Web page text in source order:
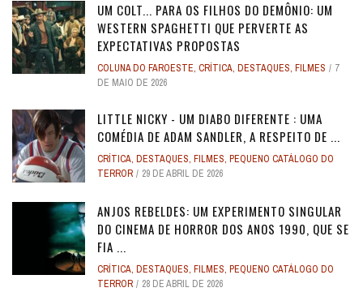
UM COLT... PARA OS FILHOS DO DEMÔNIO: UM
WESTERN SPAGHETTI QUE PERVERTE AS
EXPECTATIVAS PROPOSTAS
COLUNA DO FAROESTE, CRÍTICA, DESTAQUES, FILMES
7
DE MAIO DE 2026
LITTLE NICKY - UM DIABO DIFERENTE : UMA
COMÉDIA DE ADAM SANDLER, A RESPEITO DE ...
CRÍTICA, DESTAQUES, FILMES, PEQUENO CATÁLOGO DO
TERROR
29 DE ABRIL DE 2026
ANJOS REBELDES: UM EXPERIMENTO SINGULAR
DO CINEMA DE HORROR DOS ANOS 1990, QUE SE
FIA ...
CRÍTICA, DESTAQUES, FILMES, PEQUENO CATÁLOGO DO
TERROR
28 DE ABRIL DE 2026